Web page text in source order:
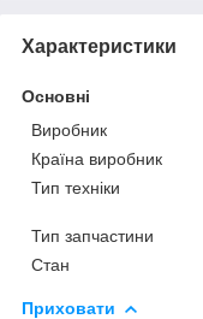
Характеристики
Основні
Виробник
Країна виробник
Тип техніки
Тип запчастини
Стан
Приховати